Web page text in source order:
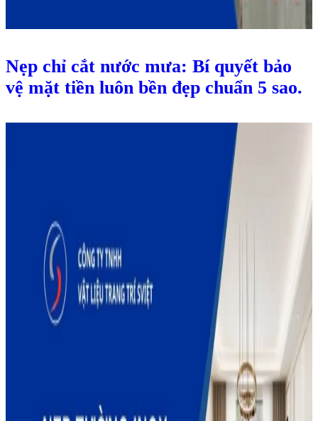
Nẹp chỉ cắt nước mưa: Bí quyết bảo
vệ mặt tiền luôn bền đẹp chuẩn 5 sao.